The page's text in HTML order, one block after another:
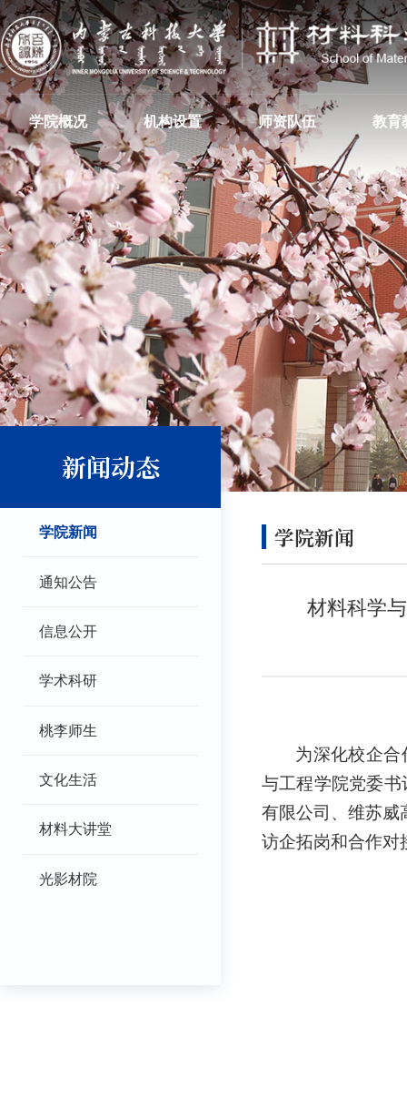
学院概况 机构设置 师资队伍 教育
新闻动态
学院新闻
通知公告
信息公开
学术科研
桃李师生
文化生活
材料大讲堂
光影材院
学院新闻
材料科学
为深化校企
与工程学院党委书
有限公司、维苏威
访企拓岗和合作对